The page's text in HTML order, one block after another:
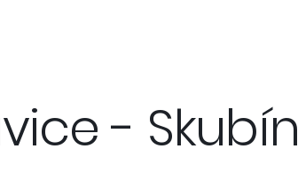
- Skubín